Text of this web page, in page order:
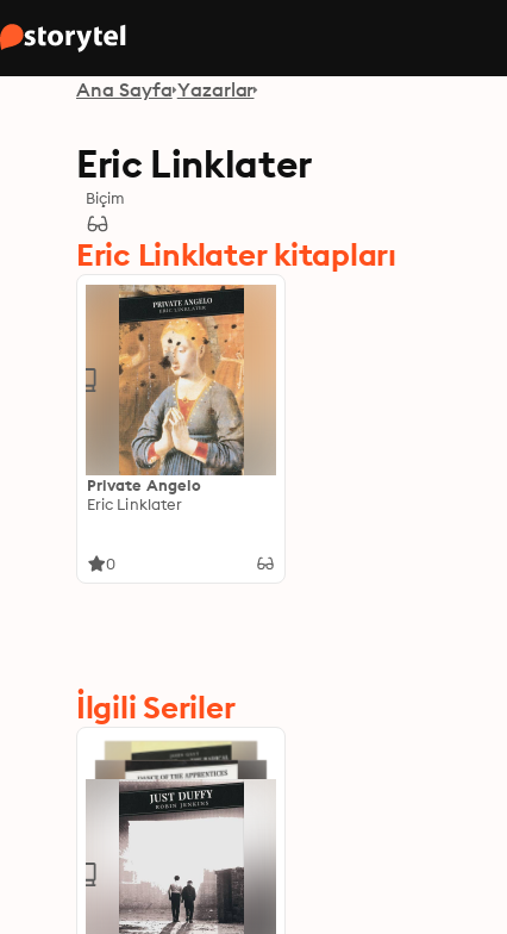
Ana Sayfa Yazarlar
Eric Linklater
Biçim
Eric Linklater kitapları
Private Angelo
Eric Linklater
0
İlgili Seriler